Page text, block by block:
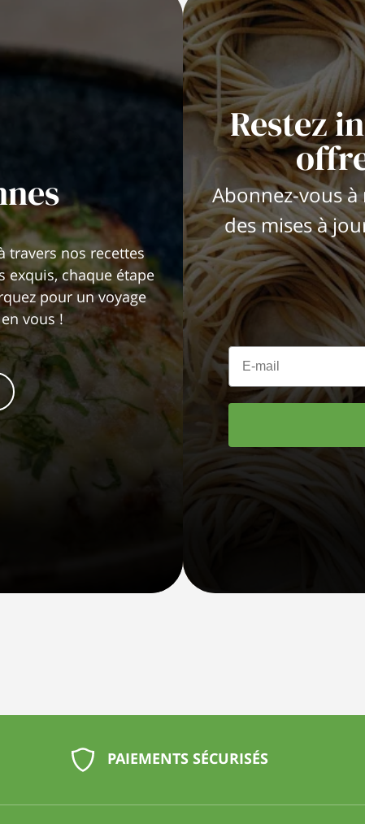
travers nos recettes
exquis, chaque étape
pour un voyage
vous !
Restez
Abonnez-vous
des mises à
PAIEMENTS SÉCURISÉS